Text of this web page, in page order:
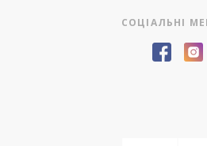
СОЦІАЛЬНІ